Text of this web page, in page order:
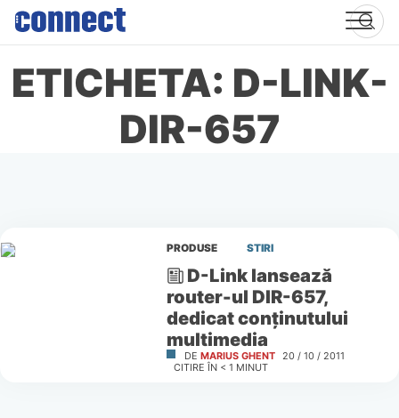
Skip
content
ETICHETA: D-LINK-
DIR-657
PRODUSE STIRI
D-Link lansează
router-ul DIR-657,
dedicat conţinutului
multimedia
DE MARIUS GHENT 20 / 10 / 2011
CITIRE ÎN < 1 MINUT